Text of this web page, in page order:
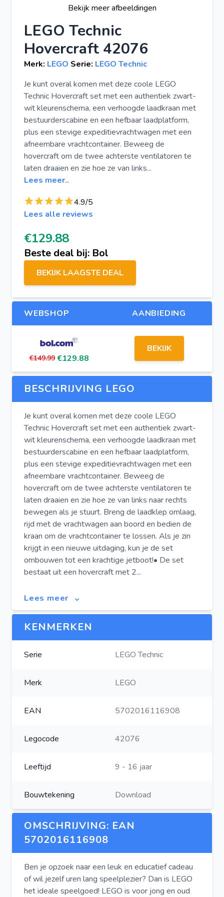
Bekijk meer afbeeldingen
LEGO Technic
Hovercraft 42076
Merk: LEGO Serie: LEGO Technic
Je kunt overal komen met deze coole LEGO
Technic Hovercraft set met een authentiek zwart-
wit kleurenschema, een verhoogde laadkraan met
bestuurderscabine en een hefbaar laadplatform,
plus een stevige expeditievrachtwagen met een
afneembare vrachtcontainer. Beweeg de
hovercraft om de twee achterste ventilatoren te
laten draaien en zie hoe ze van links...
Lees meer..
4.9/5
Lees alle reviews
€129.88
Beste deal bij: Bol
BEKIJK LAAGSTE DEAL
WEBSHOP AANBIEDING
€149.99 €129.88
BEKIJK
BESCHRIJVING LEGO
Je kunt overal komen met deze coole LEGO
Technic Hovercraft set met een authentiek zwart-
wit kleurenschema, een verhoogde laadkraan met
bestuurderscabine en een hefbaar laadplatform,
plus een stevige expeditievrachtwagen met een
afneembare vrachtcontainer. Beweeg de
hovercraft om de twee achterste ventilatoren te
laten draaien en zie hoe ze van links naar rechts
bewegen als je stuurt. Breng de laadklep omlaag,
rijd met de vrachtwagen aan boord en bedien de
kraan om de vrachtcontainer te lossen. Als je zin
krijgt in een nieuwe uitdaging, kun je de set
ombouwen tot een krachtige jetboot!• De set
bestaat uit een hovercraft met 2...
Lees meer
KENMERKEN
Serie LEGO Technic
Merk LEGO
EAN 5702016116908
Legocode 42076
Leeftijd 9 - 16 jaar
Bouwtekening Download
OMSCHRIJVING: EAN
5702016116908
Ben je opzoek naar een leuk en educatief cadeau
of wil jezelf uren lang speelplezier? Dan is LEGO
het ideale speelgoed! LEGO is voor jong en oud